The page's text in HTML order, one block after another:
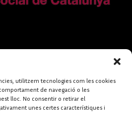
utilitzem tecnologies com les cookies
de navegació o les
lloc. No consentir o retirar el
unes certes característiques i